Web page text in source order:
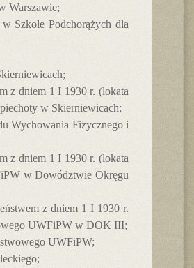
Warszawie;
Szkole Podchorążych dla
z dniem 1 I 1930 r. (lokata
w Skierniewicach;
Wychowania Fizycznego i
z dniem 1 I 1930 r. (lokata
w Dowództwie Okręgu
z dniem 1 I 1930 r.
UWFiPW w DOK III;
UWFiPW;